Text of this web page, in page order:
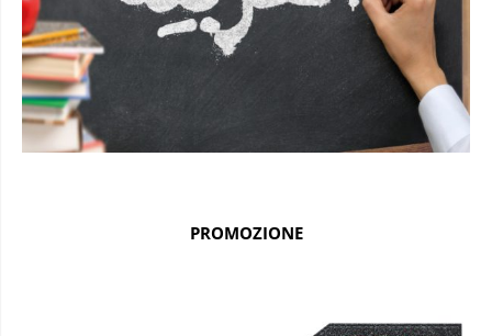
PROMOZIONE